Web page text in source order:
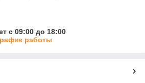
с 09:00 до 18:00
работы